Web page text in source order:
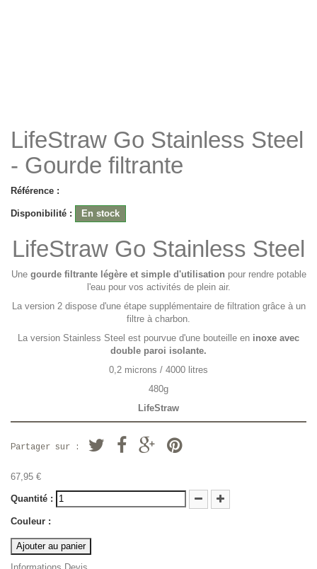
LifeStraw Go Stainless Steel
- Gourde filtrante
Référence :
Disponibilité : En stock
LifeStraw Go Stainless Steel
Une gourde filtrante légère et simple d'utilisation pour rendre potable
l'eau pour vos activités de plein air.
La version 2 dispose d'une étape supplémentaire de filtration grâce à un
filtre à charbon.
La version Stainless Steel est pourvue d'une bouteille en inoxe avec
double paroi isolante.
0,2 microns / 4000 litres
480g
LifeStraw
Partager sur :
67,95 €
Quantité :
Couleur :
Ajouter au panier